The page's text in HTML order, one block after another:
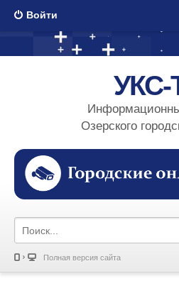
Войти
УКС-
Озерского
Полная версия сайта